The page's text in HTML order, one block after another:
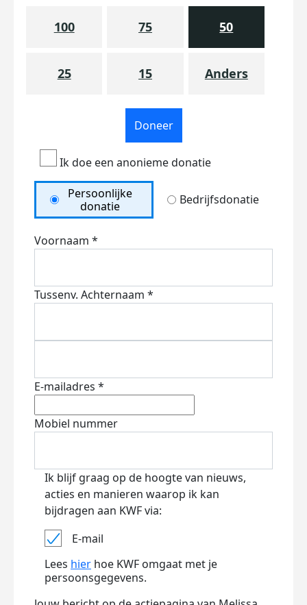
100 75 50
25 15 Anders
Doneer
Ik doe een anonieme donatie
Persoonlijke
donatie
Bedrijfsdonatie
Voornaam *
Tussenv. Achternaam *
E-mailadres *
Mobiel nummer
Ik blijf graag op de hoogte van nieuws,
acties en manieren waarop ik kan
bijdragen aan KWF via:
E-mail
Lees hier hoe KWF omgaat met je
persoonsgegevens.